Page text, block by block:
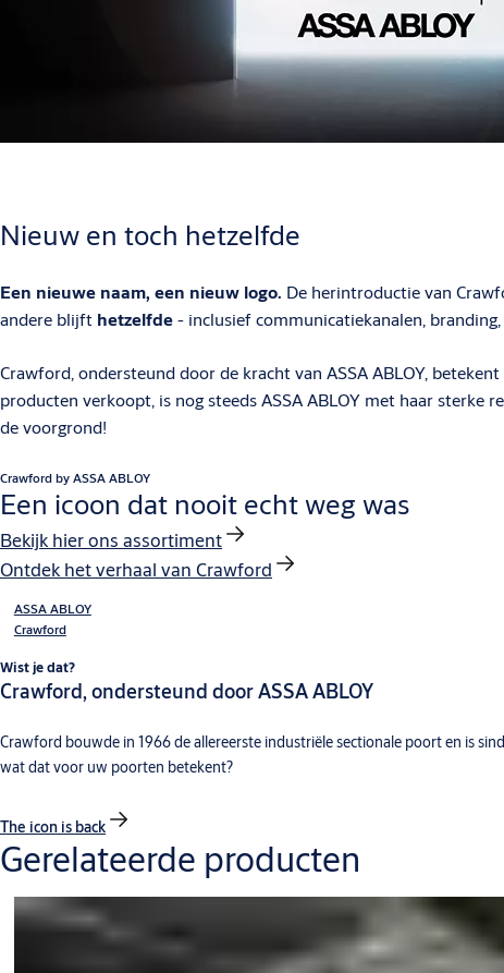
Nieuw en toch hetzelfde
Een nieuwe naam, een nieuw logo. De herintroductie van
andere blijft hetzelfde- inclusief communicatiekanalen,
Crawford, ondersteund door de kracht van ASSA ABLOY,
producten verkoopt, is nog steeds ASSA ABLOY met haar
de voorgrond!
Crawford by ASSA ABLOY
Een icoon dat nooit echt weg was
Bekijk hier ons assortiment
Ontdek het verhaal van Crawford
ASSA ABLOY
Crawford
Wist je dat?
Crawford, ondersteund door ASSA ABLOY
Crawford bouwde in 1966 de allereerste industriële sectionale poort en is
wat dat voor uw poorten betekent?
The icon is back
Gerelateerde producten